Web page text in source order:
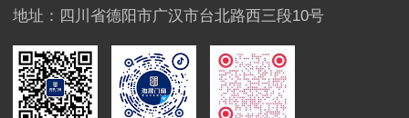
地址：四川省德阳市广汉市台北路西三段10号